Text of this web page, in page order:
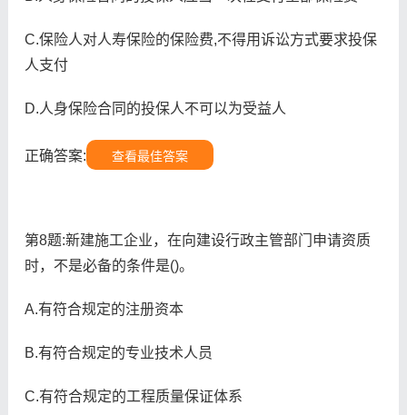
C.保险人对人寿保险的保险费,不得用诉讼方式要求投保
人支付
D.人身保险合同的投保人不可以为受益人
正确答案: 查看最佳答案
第8题:新建施工企业，在向建设行政主管部门申请资质
时，不是必备的条件是()。
A.有符合规定的注册资本
B.有符合规定的专业技术人员
C.有符合规定的工程质量保证体系